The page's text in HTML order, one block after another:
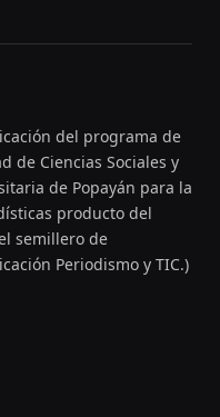
del programa de
de Ciencias Sociales y
de Popayán para la
producto del
semillero de
Periodismo y TIC.)